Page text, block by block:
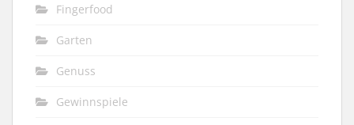
Fingerfood
Garten
Genuss
Gewinnspiele